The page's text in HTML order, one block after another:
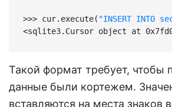
>>> cur.execute( "INSERT INTO
<sqlite3.Cursor object at
Такой формат требует, чтобы
данные были кортежем.
вставляются на места знаков